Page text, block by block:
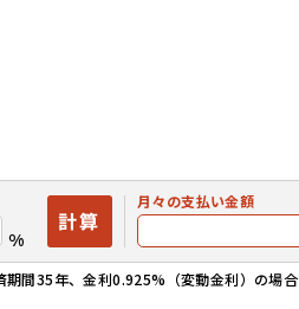
%
計算
月々の支払い金額
間35年、金利0.925%（変動金利）の場合